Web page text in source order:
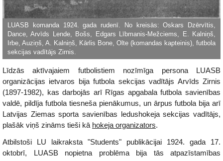
Līdzās aktīvajaiem futbolistiem nozīmīga persona LUASB
organizācijas ietvaros bija futbola sekcijas vadītājs Arvīds Zirnis
(1897-1982), kas darbojās arī Rīgas apgabala futbola savienības
valdē, pildīja futbola tiesneša pienākumus, un ārpus futbola bija arī
Latvijas Ziemas sporta savienības ledushokeja sekcijas vadītājs,
plašāk viņš zināms tieši kā hokeja organizators.
Atbilstoši LU laikraksta "Students" publikācijai 1924. gada 17.
oktobrī, LUASB nopietna problēma bija tās atpazīstamības